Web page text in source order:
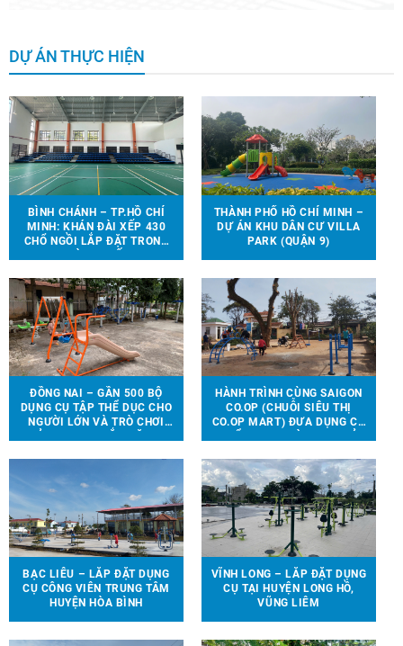
DỰ ÁN THỰC HIỆN
BÌNH CHÁNH – TP.HỒ CHÍ
MINH: KHÁN ĐÀI XẾP 430
CHỔ NGỒI LẮP ĐẶT TRONG
THÀNH PHỐ HỒ CHÍ MINH –
DỰ ÁN KHU DÂN CƯ VILLA
PARK (QUẬN 9)
ĐỒNG NAI – GẦN 500 BỘ
DỤNG CỤ TẬP THỂ DỤC CHO
NGƯỜI LỚN VÀ TRÒ CHƠI
HÀNH TRÌNH CÙNG SAIGON
CO.OP (CHUỖI SIÊU THỊ
CO.OP MART) ĐƯA DỤNG CỤ
HỌC TẠI 6 TỈNH THÀNH
BẠC LIÊU – LẮP ĐẶT DỤNG
CỤ CÔNG VIÊN TRUNG TÂM
HUYỆN HÒA BÌNH
VĨNH LONG – LẮP ĐẶT DỤNG
CỤ TẠI HUYỆN LONG HỒ,
VŨNG LIÊM